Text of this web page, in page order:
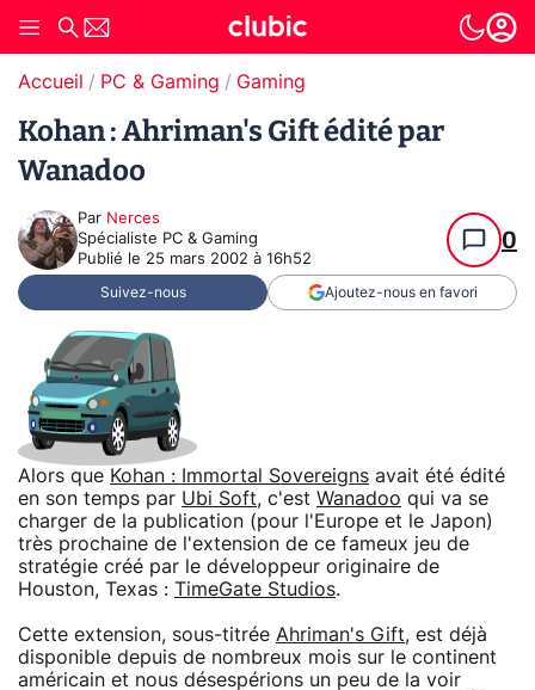
Accueil PC & Gaming Gaming
Kohan : Ahriman's Gift édité par
Wanadoo
Par Nerces
Spécialiste PC & Gaming
Publié le 25 mars 2002 à 16h52
0
Suivez-nous Ajoutez-nous en favori
Alors que Kohan : Immortal Sovereigns avait été édité
en son temps par Ubi Soft, c'est Wanadoo qui va se
charger de la publication (pour l'Europe et le Japon)
très prochaine de l'extension de ce fameux jeu de
stratégie créé par le développeur originaire de
Houston, Texas : TimeGate Studios.
Cette extension, sous-titrée Ahriman's Gift, est déjà
disponible depuis de nombreux mois sur le continent
américain et nous désespérions un peu de la voir